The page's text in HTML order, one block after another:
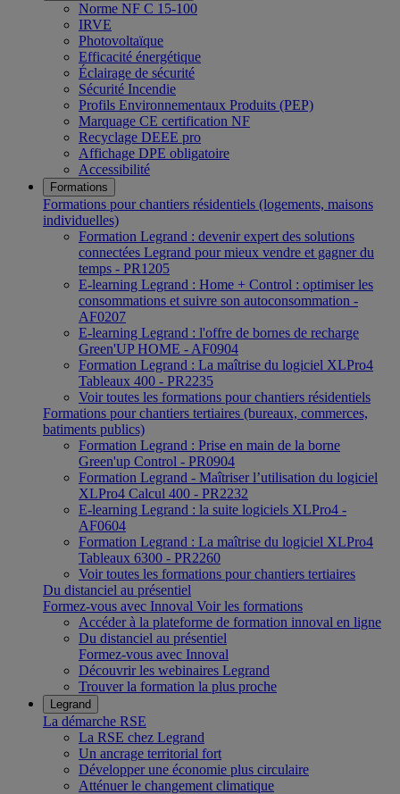
Norme NF C 15-100
IRVE
Photovoltaïque
Efficacité énergétique
Éclairage de sécurité
Sécurité Incendie
Profils Environnementaux Produits (PEP)
Marquage CE certification NF
Recyclage DEEE pro
Affichage DPE obligatoire
Accessibilité
Formations
Formations pour chantiers résidentiels (logements, maisons
individuelles)
Formation Legrand : devenir expert des solutions
connectées Legrand pour mieux vendre et gagner du
temps - PR1205
E-learning Legrand : Home + Control : optimiser les
consommations et suivre son autoconsommation -
AF0207
E-learning Legrand : l'offre de bornes de recharge
Green'UP HOME - AF0904
Formation Legrand : La maîtrise du logiciel XLPro4
Tableaux 400 - PR2235
Voir toutes les formations pour chantiers résidentiels
Formations pour chantiers tertiaires (bureaux, commerces,
batiments publics)
Formation Legrand : Prise en main de la borne
Green'up Control - PR0904
Formation Legrand - Maîtriser l’utilisation du logiciel
XLPro4 Calcul 400 - PR2232
E-learning Legrand : la suite logiciels XLPro4 -
AF0604
Formation Legrand : La maîtrise du logiciel XLPro4
Tableaux 6300 - PR2260
Voir toutes les formations pour chantiers tertiaires
Du distanciel au présentiel
Formez-vous avec Innoval Voir les formations
Accéder à la plateforme de formation innoval en ligne
Du distanciel au présentiel
Formez-vous avec Innoval
Découvrir les webinaires Legrand
Trouver la formation la plus proche
Legrand
La démarche RSE
La RSE chez Legrand
Un ancrage territorial fort
Développer une économie plus circulaire
Atténuer le changement climatique